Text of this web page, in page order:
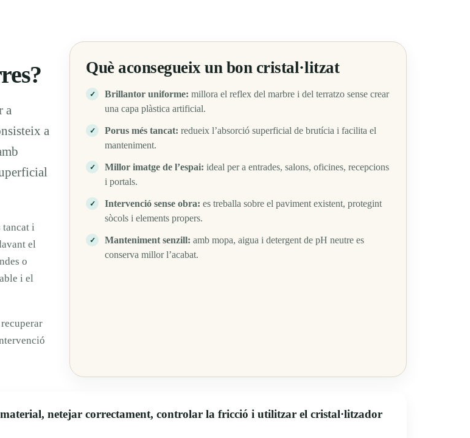
a
a
tancat i
el
o
i el
Què aconsegueix un bon cristal·litzat
Brillantor uniforme: millora el reflex del marbre i del terratzo sense crear
una capa plàstica artificial.
Porus més tancat: redueix l’absorció superficial de brutícia i facilita el
manteniment.
Millor imatge de l’espai: ideal per a entrades, salons, oficines, recepcions
i portals.
Intervenció sense obra: es treballa sobre el paviment existent, protegint
sòcols i elements propers.
Manteniment senzill: amb mopa, aigua i detergent de pH neutre es
conserva millor l’acabat.
netejar correctament, controlar la fricció i utilitzar el cristal·litzador